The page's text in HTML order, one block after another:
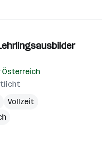
Österreich
Vollzeit